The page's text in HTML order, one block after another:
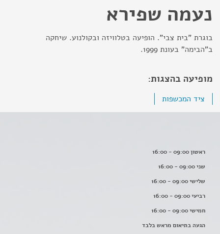
נעמה שפירא
בוגרת "בית צבי". הופיעה בטלוויזה ובקולנוע. שיחקה
ב"הבימה" בעונת 1999.
מופיעה בהצגות:
ציד המכשפות
ראשון 09:00 - 16:00
שני 09:00 - 16:00
שלישי 09:00 - 16:00
רביעי 09:00 - 16:00
חמישי 09:00 - 16:00
הגעה בתיאום מראש בלבד